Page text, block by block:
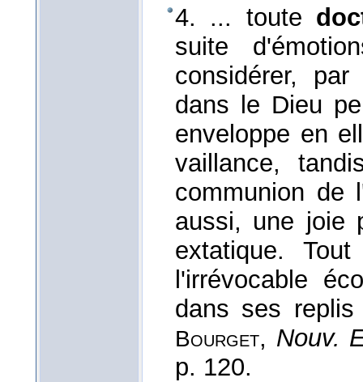
4. ... toute
suite
considérer,
dans le Dieu
enveloppe en
vaillance,
communion de
aussi, une joie
extatique.
l'irrévocable
dans ses replis
Bourget, Nouv.
p. 120.